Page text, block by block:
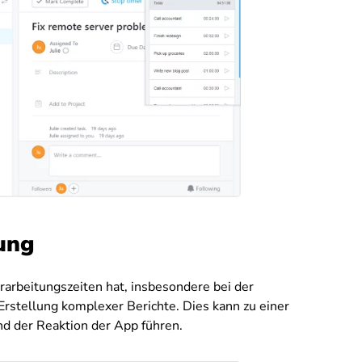
hat, insbesondere bei der
komplexer Berichte. Dies kann zu einer
der Reaktion der App führen.